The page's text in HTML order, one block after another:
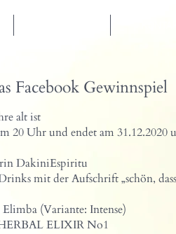
Facebook Gewinnspiel
alt ist
20 Uhr und endet am 31.12.2020
DakiniEspiritu
mit der Aufschrift „schön,
(Variante: Intense)
ELIXIR No1